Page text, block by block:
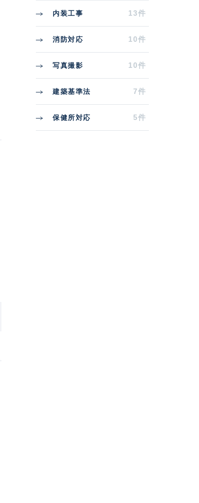
内装工事 13件
消防対応 10件
写真撮影 10件
建築基準法 7件
保健所対応 5件